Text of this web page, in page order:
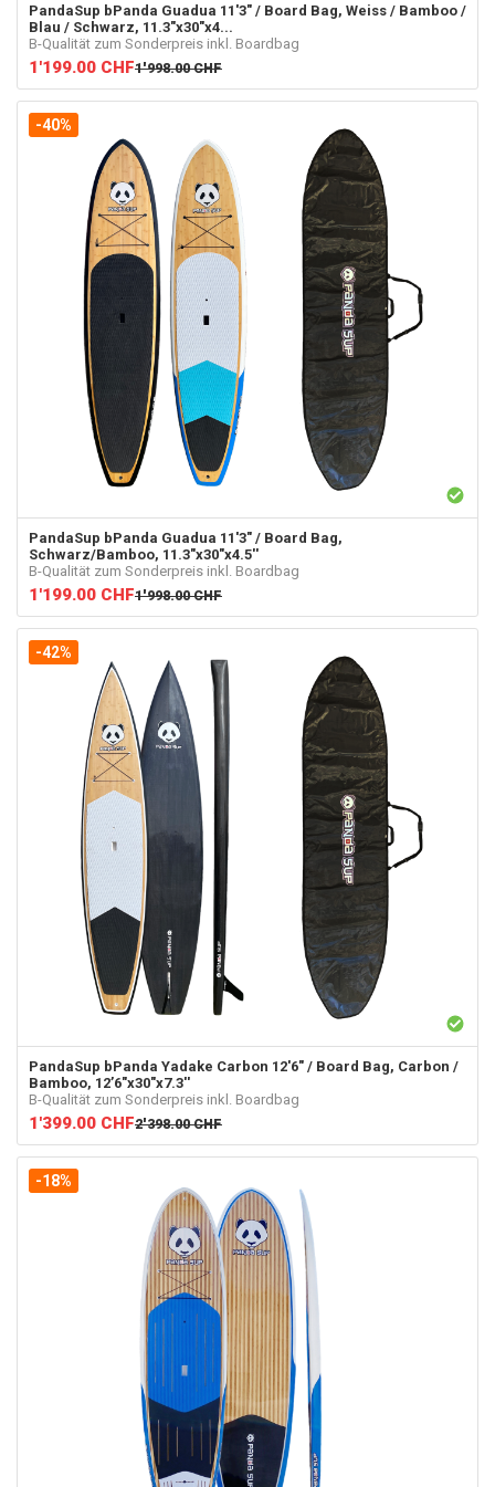
PandaSup bPanda Guadua 11'3" / Board Bag, Weiss / Bamboo /
Blau / Schwarz, 11.3"x30"x4...
B-Qualität zum Sonderpreis inkl. Boardbag
1'199.00 CHF1'998.00 CHF
-40%
PandaSup bPanda Guadua 11'3" / Board Bag,
Schwarz/Bamboo, 11.3"x30"x4.5''
B-Qualität zum Sonderpreis inkl. Boardbag
1'199.00 CHF1'998.00 CHF
-42%
PandaSup bPanda Yadake Carbon 12'6" / Board Bag, Carbon /
Bamboo, 12’6"x30"x7.3''
B-Qualität zum Sonderpreis inkl. Boardbag
1'399.00 CHF2'398.00 CHF
-18%